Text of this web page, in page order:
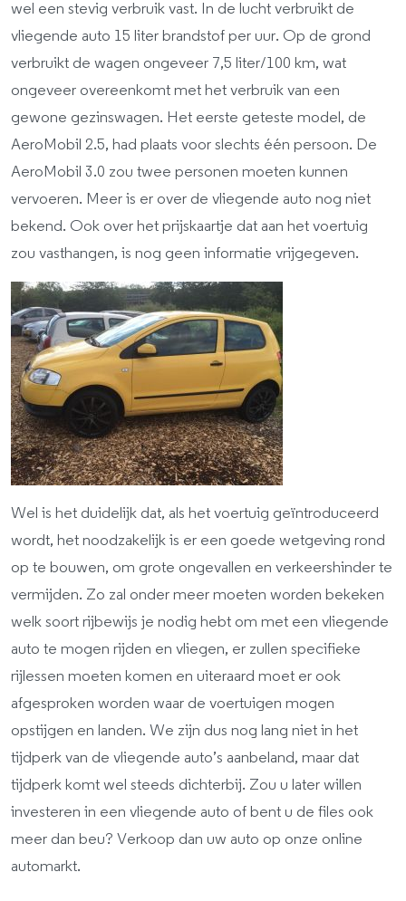
wel een stevig verbruik vast. In de lucht verbruikt de
vliegende auto 15 liter brandstof per uur. Op de grond
verbruikt de wagen ongeveer 7,5 liter/100 km, wat
ongeveer overeenkomt met het verbruik van een
gewone gezinswagen. Het eerste geteste model, de
AeroMobil 2.5, had plaats voor slechts één persoon. De
AeroMobil 3.0 zou twee personen moeten kunnen
vervoeren. Meer is er over de vliegende auto nog niet
bekend. Ook over het prijskaartje dat aan het voertuig
zou vasthangen, is nog geen informatie vrijgegeven.
Wel is het duidelijk dat, als het voertuig geïntroduceerd
wordt, het noodzakelijk is er een goede wetgeving rond
op te bouwen, om grote ongevallen en verkeershinder te
vermijden. Zo zal onder meer moeten worden bekeken
welk soort rijbewijs je nodig hebt om met een vliegende
auto te mogen rijden en vliegen, er zullen specifieke
rijlessen moeten komen en uiteraard moet er ook
afgesproken worden waar de voertuigen mogen
opstijgen en landen. We zijn dus nog lang niet in het
tijdperk van de vliegende auto’s aanbeland, maar dat
tijdperk komt wel steeds dichterbij. Zou u later willen
investeren in een vliegende auto of bent u de files ook
meer dan beu? Verkoop dan uw auto op onze online
automarkt.